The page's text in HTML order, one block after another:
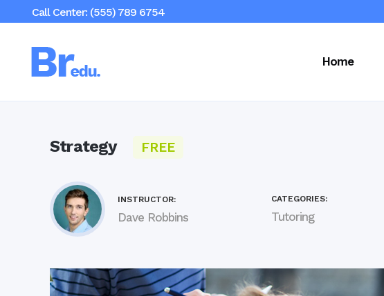
Call Center: (555) 789 6754
Home
Strategy FREE
INSTRUCTOR:
Dave Robbins
CATEGORIES:
Tutoring